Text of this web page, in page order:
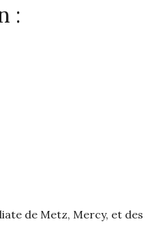
:
de Metz, Mercy, et des